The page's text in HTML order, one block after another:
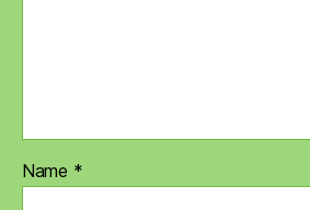
Name *